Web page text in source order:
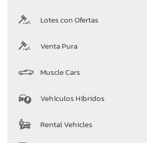
Lotes con Ofertas
Venta Pura
Muscle Cars
Vehículos Híbridos
Rental Vehicles